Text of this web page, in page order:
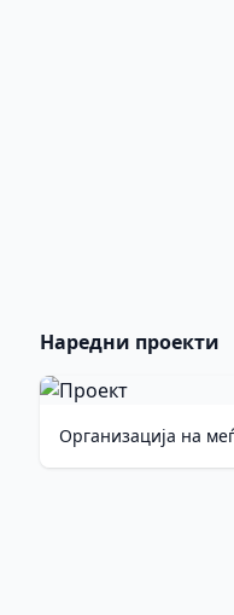
Наредни проекти
Организација на